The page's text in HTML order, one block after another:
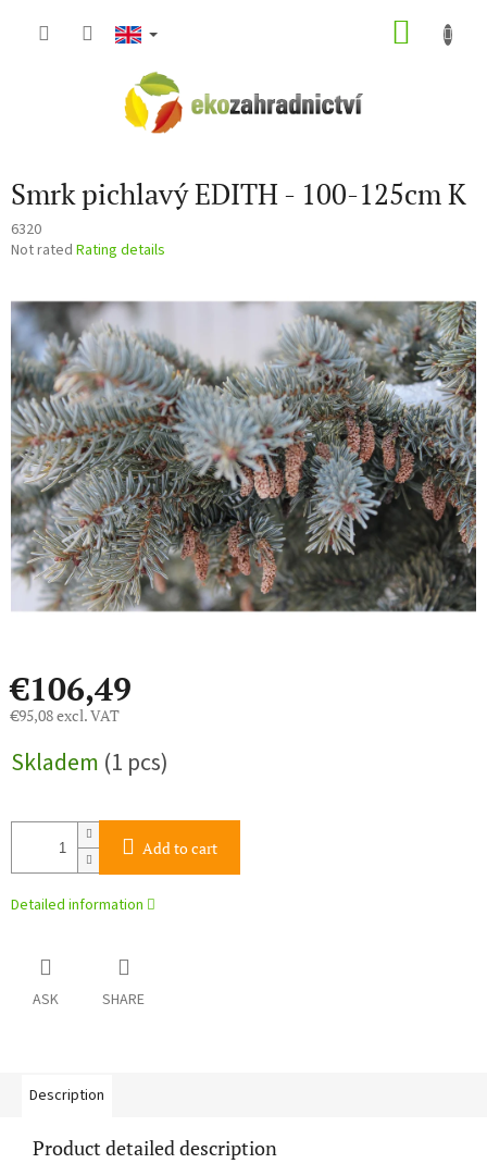
Smrk pichlavý EDITH - 100-125cm K
6320
The
rating
is
0,0
out
of
5
stars.
Not rated Rating details
€106,49
€95,08 excl. VAT
price:
Skladem (1 pcs)
Add to cart
Detailed information
ASK SHARE
Description
Product detailed description